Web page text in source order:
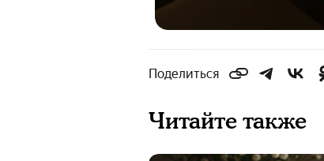
Поделиться
Читайте также